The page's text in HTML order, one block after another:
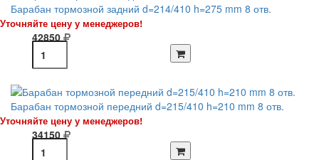
Барабан тормозной задний d=214/410 h=275 mm 8 отв.
Уточняйте цену у менеджеров!
42850
Барабан тормозной передний d=215/410 h=210 mm 8 отв.
Уточняйте цену у менеджеров!
34150